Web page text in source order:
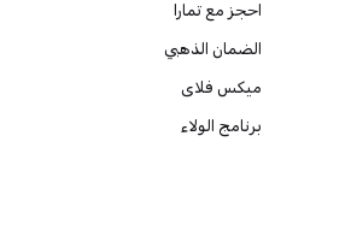
احجز مع تمارا
الضمان الذهبي
ميكس فلاى
برنامج الولاء